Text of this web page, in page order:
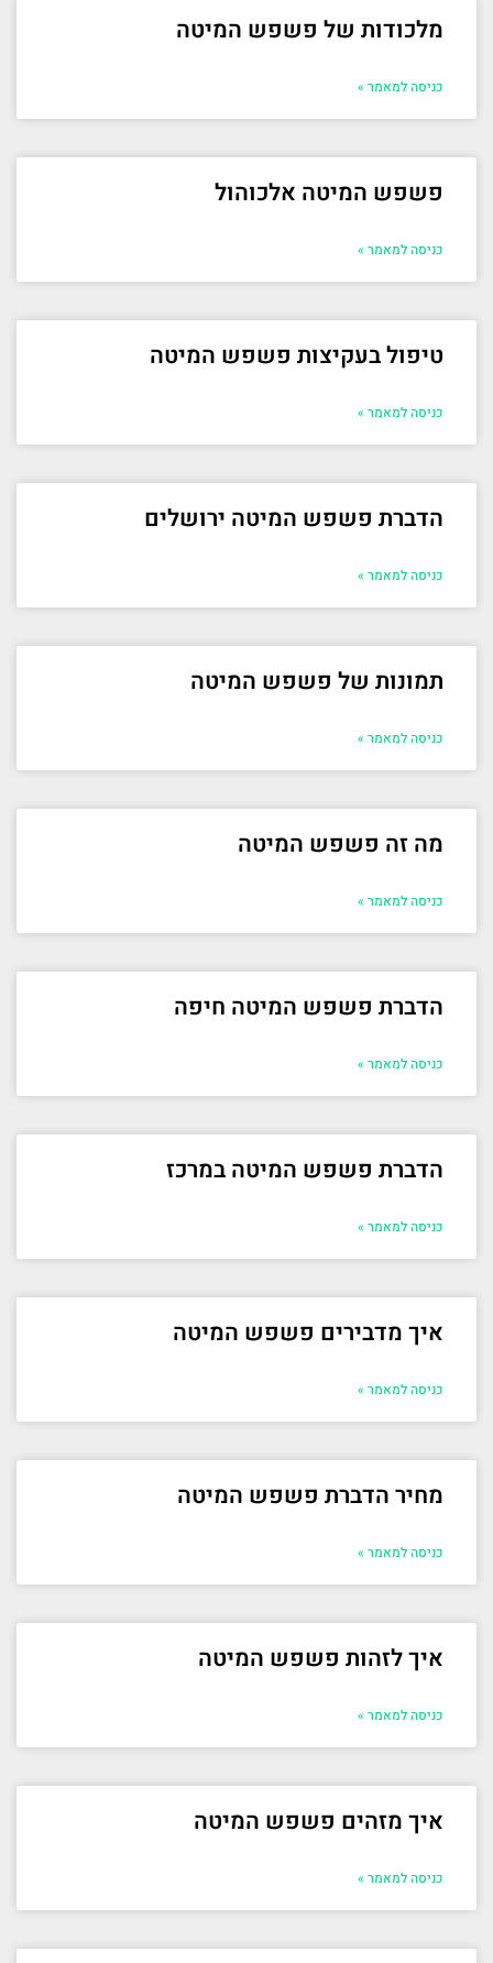
מלכודות של פשפש המיטה
כניסה למאמר »
פשפש המיטה אלכוהול
כניסה למאמר »
טיפול בעקיצות פשפש המיטה
כניסה למאמר »
הדברת פשפש המיטה ירושלים
כניסה למאמר »
תמונות של פשפש המיטה
כניסה למאמר »
מה זה פשפש המיטה
כניסה למאמר »
הדברת פשפש המיטה חיפה
כניסה למאמר »
הדברת פשפש המיטה במרכז
כניסה למאמר »
איך מדבירים פשפש המיטה
כניסה למאמר »
מחיר הדברת פשפש המיטה
כניסה למאמר »
איך לזהות פשפש המיטה
כניסה למאמר »
איך מזהים פשפש המיטה
כניסה למאמר »